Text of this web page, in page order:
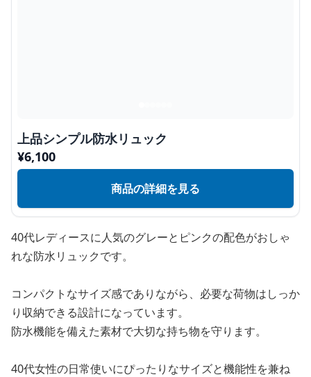
上品シンプル防水リュック
¥6,100
商品の詳細を見る
40代レディースに人気のグレーとピンクの配色がおしゃ
れな防水リュックです。
コンパクトなサイズ感でありながら、必要な荷物はしっか
り収納できる設計になっています。
防水機能を備えた素材で大切な持ち物を守ります。
40代女性の日常使いにぴったりなサイズと機能性を兼ね